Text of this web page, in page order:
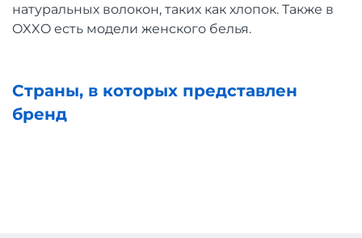
натуральных волокон, таких как хлопок. Также в
OXXO есть модели женского белья.
Страны, в которых представлен
бренд